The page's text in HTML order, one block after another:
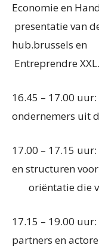
Economie
presentatie van
Entreprendre XXL.
16.45 – 17.00
ondernemers uit
17.00 – 17.15
en
oriëntatie die
17.15 – 19.00
partners en